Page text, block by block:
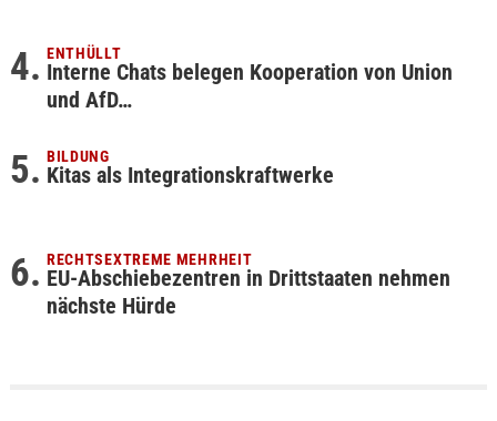
ENTHÜLLT
Interne Chats belegen Kooperation von Union
und AfD…
BILDUNG
Kitas als Integrationskraftwerke
RECHTSEXTREME MEHRHEIT
EU-Abschiebezentren in Drittstaaten nehmen
nächste Hürde